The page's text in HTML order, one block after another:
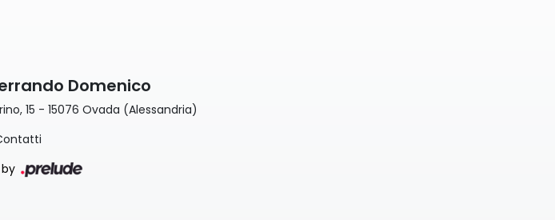
Domenico
15 - 15076 Ovada (Alessandria)